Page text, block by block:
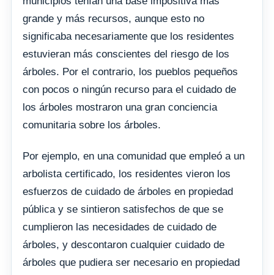
grande y más recursos, aunque esto no
significaba necesariamente que los residentes
estuvieran más conscientes del riesgo de los
árboles. Por el contrario, los pueblos pequeños
con pocos o ningún recurso para el cuidado de
los árboles mostraron una gran conciencia
comunitaria sobre los árboles.
Por ejemplo, en una comunidad que empleó a un
arbolista certificado, los residentes vieron los
esfuerzos de cuidado de árboles en propiedad
pública y se sintieron satisfechos de que se
cumplieron las necesidades de cuidado de
árboles, y descontaron cualquier cuidado de
árboles que pudiera ser necesario en propiedad